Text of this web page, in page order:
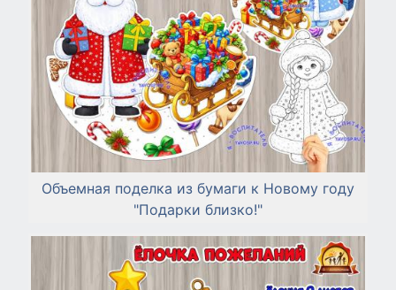
Объемная поделка из бумаги к Новому году
"Подарки близко!"